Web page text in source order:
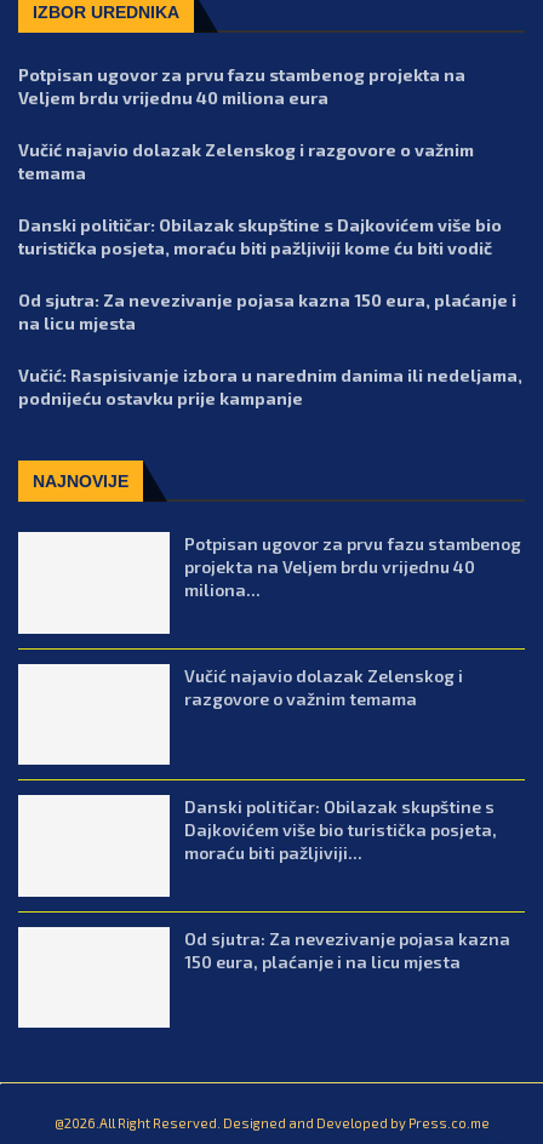
IZBOR UREDNIKA
Potpisan ugovor za prvu fazu stambenog projekta na
Veljem brdu vrijednu 40 miliona eura
Vučić najavio dolazak Zelenskog i razgovore o važnim
temama
Danski političar: Obilazak skupštine s Dajkovićem više bio
turistička posjeta, moraću biti pažljiviji kome ću biti vodič
Od sjutra: Za nevezivanje pojasa kazna 150 eura, plaćanje i
na licu mjesta
Vučić: Raspisivanje izbora u narednim danima ili nedeljama,
podnijeću ostavku prije kampanje
NAJNOVIJE
Potpisan ugovor za prvu fazu stambenog
projekta na Veljem brdu vrijednu 40
miliona...
Vučić najavio dolazak Zelenskog i
razgovore o važnim temama
Danski političar: Obilazak skupštine s
Dajkovićem više bio turistička posjeta,
moraću biti pažljiviji...
Od sjutra: Za nevezivanje pojasa kazna
150 eura, plaćanje i na licu mjesta
@2026.All Right Reserved. Designed and Developed by Press.co.me